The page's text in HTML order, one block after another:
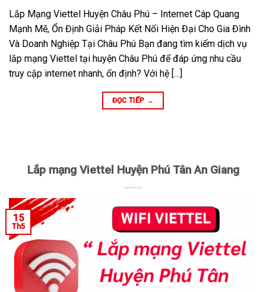
Lắp Mạng Viettel Huyện Châu Phú – Internet Cáp Quang
Mạnh Mẽ, Ổn Định Giải Pháp Kết Nối Hiện Đại Cho Gia Đình
Và Doanh Nghiệp Tại Châu Phú Bạn đang tìm kiếm dịch vụ
lắp mạng Viettel tại huyện Châu Phú để đáp ứng nhu cầu
truy cập internet nhanh, ổn định? Với hệ […]
ĐỌC TIẾP →
Lắp mạng Viettel Huyện Phú Tân An Giang
15
Th5